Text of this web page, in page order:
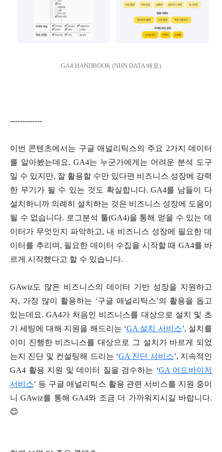
GA4 HANDBOOK (NHN DATA 배포)
-------------
이번 콘텐츠에서는 구글 애널리틱스의 주요 2가지 데이터
를 알아봤는데요. GA4는 누군가에게는 어려운 분석 도구
일 수 있지만, 잘 활용할 수만 있다면 비즈니스 성장에 강력
한 무기가 될 수 있는 것도 확실합니다. GA4를 남들이 다
설치하니까 의례히 설치하는 것은 비즈니스 성장에 도움이
될 수 없습니다. 로그분석 툴(GA4)을 통해 얻을 수 있는 데
이터가 무엇인지 파악하고, 내 비즈니스 성장에 필요한 데
이터를 추리며, 필요한 데이터 수집을 시작할 때 GA4를 바
르게 시작했다고 할 수 있습니다.
GAwiz도 많은 비즈니스의 데이터 기반 성장을 지원하고
자, 가장 많이 활용하는 ‘구글 애널리틱스’의 활용을 돕고
있는데요. GA4가 처음인 비즈니스를 대상으로 설치 및 초
기 세팅에 대해 지원을 해드리는 ‘GA 설치 서비스’, 설치를
이미 진행한 비즈니스를 대상으로 그 설치가 바르게 되었
는지 진단 및 컨설팅해 드리는 ‘GA 진단 서비스’, 지속적인
GA4 활용 지원 및 데이터 질을 검수하는 ‘GA 어드바이저
서비스’ 등 구글 애널리틱스 활용 관련 서비스를 지원 중이
니 GAwiz를 통해 GA4와 조금 더 가까워지시길 바랍니다.
😊